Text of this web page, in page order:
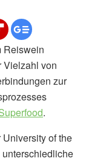
Reiswein
Vielzahl von
zur
.
of the